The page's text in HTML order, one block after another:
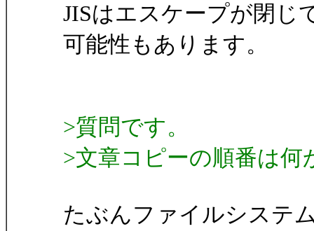
JISはエスケープが閉じ
可能性もあります。
>質問です。
>文章コピーの順番は
たぶんファイルシステ